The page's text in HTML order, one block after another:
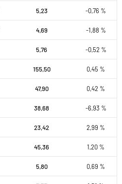
5,23 -0,76 %
4,69 -1,88 %
5,76 -0,52 %
155,50 0,45 %
47,90 0,42 %
38,68 -6,93 %
23,42 2,99 %
45,36 1,20 %
5,80 0,69 %